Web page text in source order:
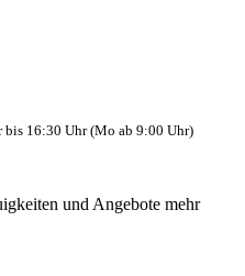
16:30 Uhr (Mo ab 9:00 Uhr)
und Angebote mehr